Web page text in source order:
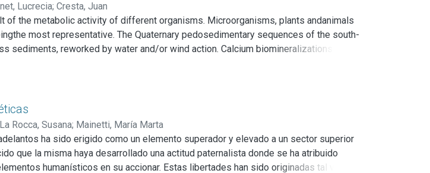
Lucrecia; Cresta, Juan
the metabolic activity of different organisms. Microorganisms, plants andanimals
most representative. The Quaternary pedosedimentary sequences of the south-
reworked by water and/or wind action. Calcium biomineralizations play
sedimentary levels affected by pedogenesis. This work aims to characterize
of the
wereanalyzed. Samples were analyzed at different scales of resolution:
scanning electronmicroscopy/energy-dispersive X-ray spectroscopy (SEM/EDX).
content were alsoquantified. Three geopedological units were differentiated in
lagoon/paleo-coastal lagoonand shell ridges. In soils with incipient
isolated bioclasts. In soils with more pedologicaldevelopment, bioclasts are
La Rocca, Susana; Mainetti, María Marta
ha sido erigido como un elemento superador y elevado a un sector superior
que la misma haya desarrollado una actitud paternalista donde se ha atribuido
humanísticos en su accionar. Estas libertades han sido originadas tal vez